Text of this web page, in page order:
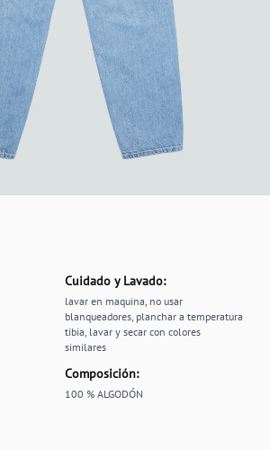
Cuidado y Lavado:
lavar en maquina, no usar
blanqueadores, planchar a temperatura
tibia, lavar y secar con colores
similares
Composición:
100 % ALGODÓN